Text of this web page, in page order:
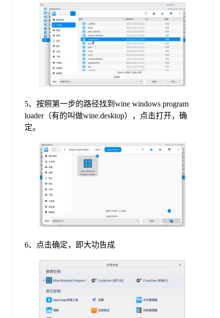
5、按照第一步的路径找到wine windows program
loader（有的叫做wine.desktop），点击打开，确
定。
6、点击确定，即大功告成